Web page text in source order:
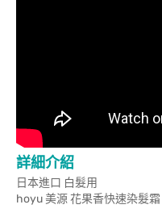
詳細介紹
日本進口 白髮用
hoyu 美源 花果香快速染髮霜